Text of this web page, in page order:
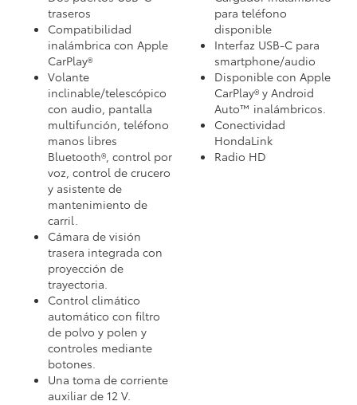
traseros
Compatibilidad
inalámbrica con Apple
CarPlay®
Volante
inclinable/telescópico
con audio, pantalla
multifunción, teléfono
manos libres
Bluetooth®, control por
voz, control de crucero
y asistente de
mantenimiento de
carril.
Cámara de visión
trasera integrada con
proyección de
trayectoria.
Control climático
automático con filtro
de polvo y polen y
controles mediante
botones.
Una toma de corriente
auxiliar de 12 V.
para teléfono
disponible
Interfaz USB-C para
smartphone/audio
Disponible con Apple
CarPlay® y Android
Auto™ inalámbricos.
Conectividad
HondaLink
Radio HD